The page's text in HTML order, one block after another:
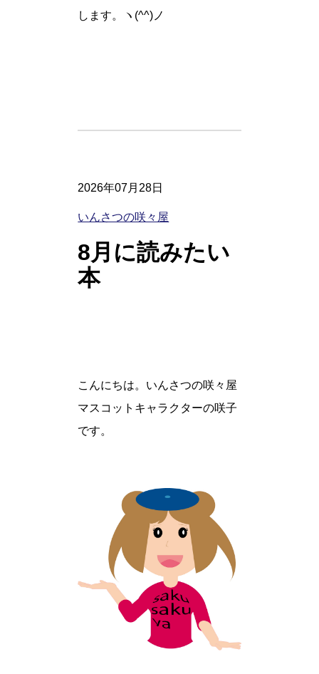
します。ヽ(^^)ノ
2026年07月28日
いんさつの咲々屋
8月に読みたい
本
こんにちは。いんさつの咲々屋
マスコットキャラクターの咲子
です。